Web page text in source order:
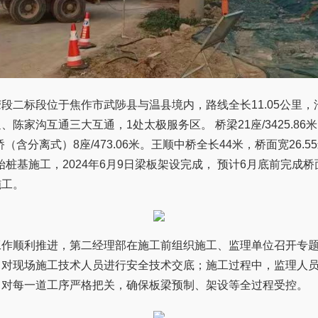
二标段位于焦作市武陟县与温县境内，路线全长11.05公里，
陈家沟互通三大互通，1处太极服务区。 桥梁21座/3425.86
（含分离式）8座/473.06米。王顺中桥全长44米，桥面宽
桩基施工，2024年6月9日梁板架设完成， 预计6月底前完成
。
顺利推进，第二经理部在施工前组织施工、监理单位召开专
现场施工技术人员进行安全技术交底；施工过程中，监理人
每一道工序严格把关，确保板梁预制、架设等全过程受控。